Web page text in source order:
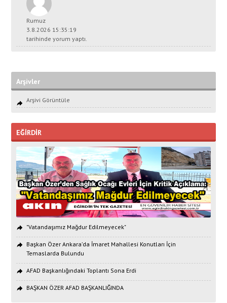
Rumuz
3.8.2026 15:35:19
tarihinde yorum yaptı.
Arşivler
Arşivi Görüntüle
EĞİRDİR
"Vatandaşımız Mağdur Edilmeyecek"
Başkan Özer Ankara’da İmaret Mahallesi Konutları İçin
Temaslarda Bulundu
AFAD Başkanlığındaki Toplantı Sona Erdi
BAŞKAN ÖZER AFAD BAŞKANLIĞINDA